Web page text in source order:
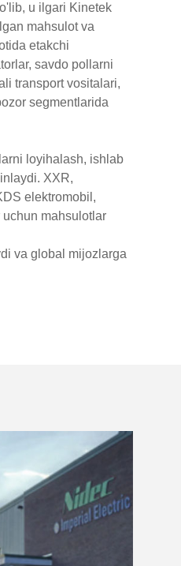
u ilgari Kinetek
mahsulot va
etakchi
savdo pollarni
transport vositalari,
segmentlarida
loyihalash, ishlab
XXR,
elektromobil,
mahsulotlar
va global mijozlarga